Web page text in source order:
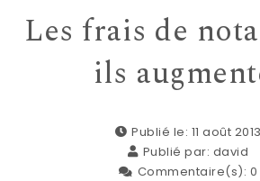
Les frais de
ils
Publié le: 11 août 2013
Publié par: david
Commentaire(s): 0